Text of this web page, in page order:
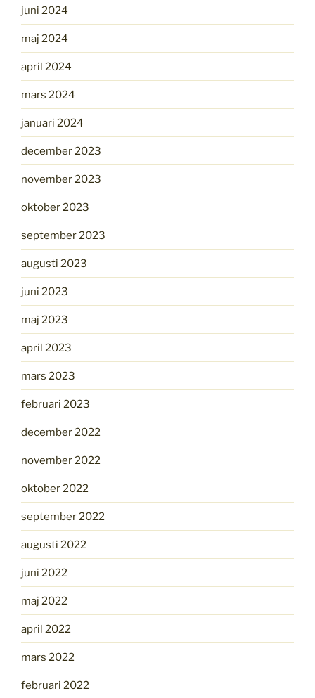
juni 2024
maj 2024
april 2024
mars 2024
januari 2024
december 2023
november 2023
oktober 2023
september 2023
augusti 2023
juni 2023
maj 2023
april 2023
mars 2023
februari 2023
december 2022
november 2022
oktober 2022
september 2022
augusti 2022
juni 2022
maj 2022
april 2022
mars 2022
februari 2022